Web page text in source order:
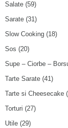
Salate (59)
Sarate (31)
Slow Cooking (18)
Sos (20)
Supe – Ciorbe –
Tarte Sarate (41)
Tarte si Cheesecake
Torturi (27)
Utile (29)